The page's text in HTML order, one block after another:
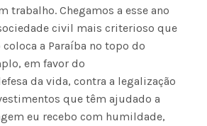
trabalho. Chegamos a esse ano
civil mais criterioso que
a Paraíba no topo do
em favor do
da vida, contra a legalização
que têm ajudado a
eu recebo com humildade,
Seinfra realiza serviços de
buraco em quase 50 bairros
quinta-feira